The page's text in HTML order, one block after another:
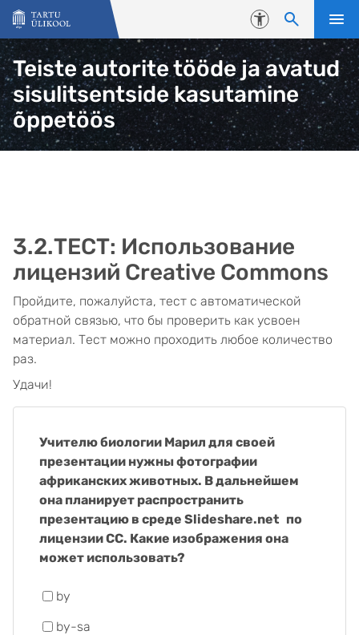
Liigu edasi põhisisu juurde
Juurdepääsetavus
Teiste autorite tööde ja avatud
sisulitsentside kasutamine
õppetöös
3.2.ТЕСТ: Использование
лицензий Creative Commons
Пройдите, пожалуйста, тест с автоматической
обратной связью, что бы проверить как усвоен
материал. Тест можно проходить любое количество
раз.
Удачи!
Учителю биологии Марил для своей
презентации нужны фотографии
африканских животных. В дальнейшем
она планирует распространить
презентацию в среде Slideshare.net по
лицензии CC. Какие изображения она
может использовать?
by
by-sa